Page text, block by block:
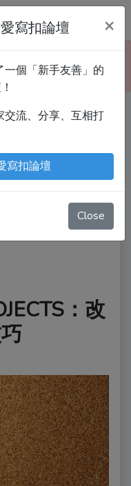
寫扣論壇」！
網誌的平台。歡迎
日後搜尋！
chenjenping
：改
寫扣論壇 ×
個「新手友善」的
交流、分享、互相打
寫扣論壇
Close